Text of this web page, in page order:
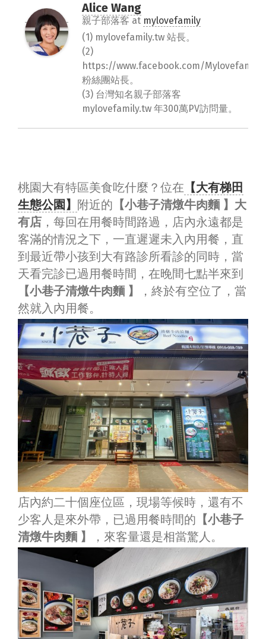
Alice Wang
親子部落客 at mylovefamily
(1) mylovefamily.tw 站長。
(2)
https://www.facebook.com/
粉絲團站長。
(3) 台灣知名親子部落客
mylovefamily.tw 年300萬PV訪問量。
桃園大有特區美食吃什麼？位在 【大有梯田
生態公園】 附近的 【小巷子清燉牛肉麵 】大
有店 ，每回在用餐時間路過，店內永遠都是
客滿的情況之下，一直遲遲未入內用餐，直
到最近帶小孩到大有路診所看診的同時，當
天看完診已過用餐時間，在晚間七點半來到
【小巷子清燉牛肉麵 】
，終於有空位了，當
然就入內用餐。
店內約二十個座位區，現場等候時，還有不
少客人是來外帶，已過用餐時間的 【小巷子
清燉牛肉麵 】
，來客量還是相當驚人。